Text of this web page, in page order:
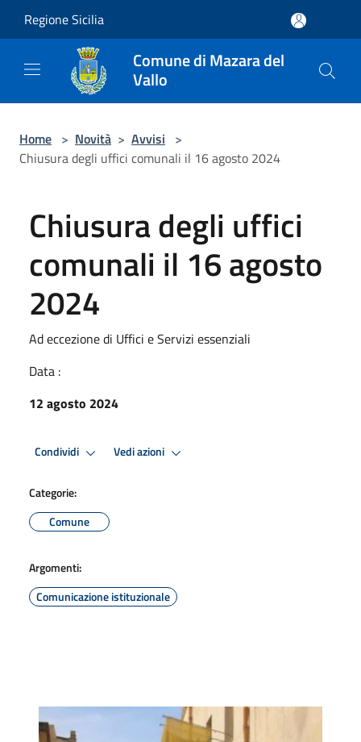
Regione Sicilia
Comune di Mazara del
Vallo
Home > Novità > Avvisi >
Chiusura degli uffici comunali il 16 agosto 2024
Chiusura degli uffici
comunali il 16 agosto
2024
Ad eccezione di Uffici e Servizi essenziali
Data :
12 agosto 2024
Condividi Vedi azioni
Categorie:
Comune
Argomenti:
Comunicazione istituzionale